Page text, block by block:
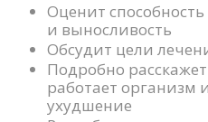
Оценит
и выносливость
Обсудит цели
Подробно
работает организм
ухудшение